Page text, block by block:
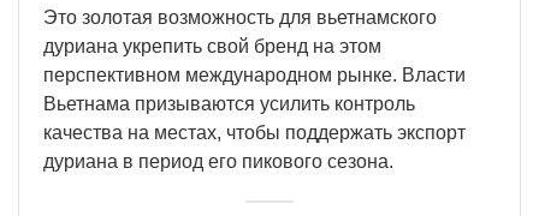
Это золотая возможность для вьетнамского
дуриана укрепить свой бренд на этом
перспективном международном рынке. Власти
Вьетнама призываются усилить контроль
качества на местах, чтобы поддержать экспорт
дуриана в период его пикового сезона.